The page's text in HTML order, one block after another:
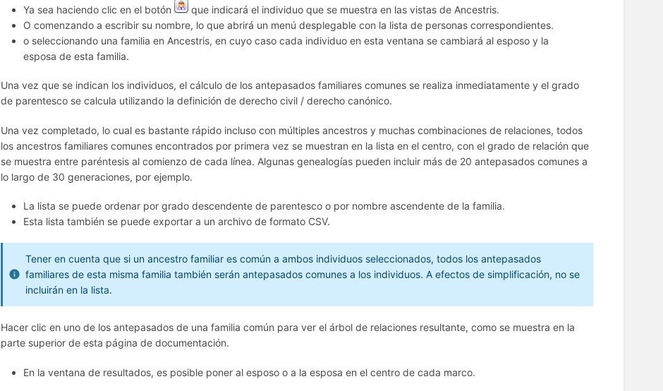
Ya sea haciendo clic en el botón
que indicará el individuo que se muestra en las vistas de Ancestris.
O comenzando a escribir su nombre, lo que abrirá un menú desplegable con la lista de personas correspondientes.
o seleccionando una familia en Ancestris, en cuyo caso cada individuo en esta ventana se cambiará al esposo y la
esposa de esta familia.
Una vez que se indican los individuos, el cálculo de los antepasados familiares comunes se realiza inmediatamente y el grado
de parentesco se calcula utilizando la definición de derecho civil / derecho canónico.
Una vez completado, lo cual es bastante rápido incluso con múltiples ancestros y muchas combinaciones de relaciones, todos
los ancestros familiares comunes encontrados por primera vez se muestran en la lista en el centro, con el grado de relación que
se muestra entre paréntesis al comienzo de cada línea. Algunas genealogías pueden incluir más de 20 antepasados comunes a
lo largo de 30 generaciones, por ejemplo.
La lista se puede ordenar por grado descendente de parentesco o por nombre ascendente de la familia.
Esta lista también se puede exportar a un archivo de formato CSV.
Tener en cuenta que si un ancestro familiar es común a ambos individuos seleccionados, todos los antepasados
familiares de esta misma familia también serán antepasados comunes a los individuos. A efectos de simplificación, no se
incluirán en la lista.
Hacer clic en uno de los antepasados de una familia común para ver el árbol de relaciones resultante, como se muestra en la
parte superior de esta página de documentación.
En la ventana de resultados, es posible poner al esposo o a la esposa en el centro de cada marco.